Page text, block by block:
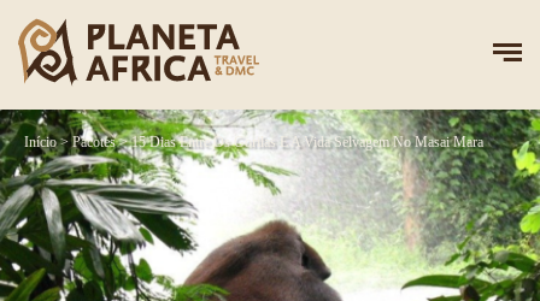
Início>Pacotes>15 Dias Entre Os Gorilas E A Vida Selvagem No Masai Mara